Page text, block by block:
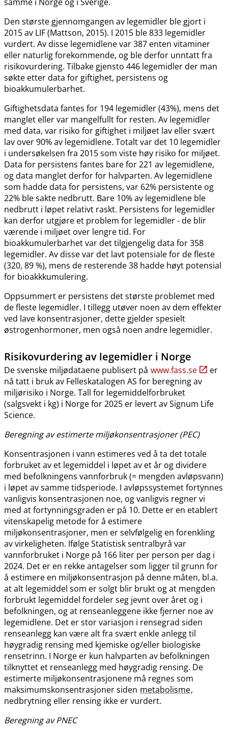
Den største gjennomgangen av legemidler ble gjort i
2015 av LIF (Mattson, 2015). I 2015 ble 833 legemidler
vurdert. Av disse legemidlene var 387 enten vitaminer
eller naturlig forekommende, og ble derfor unntatt fra
risikovurdering. Tilbake gjensto 446 legemidler der man
søkte etter data for giftighet, persistens og
bioakkumulerbarhet.
Giftighetsdata fantes for 194 legemidler (43%), mens det
manglet eller var mangelfullt for resten. Av legemidler
med data, var risiko for giftighet i miljøet lav eller svært
lav over 90% av legemidlene. Totalt var det 10 legemidler
i undersøkelsen fra 2015 som viste høy risiko for miljøet.
Data for persistens fantes bare for 221 av legemidlene,
og data manglet derfor for halvparten. Av legemidlene
som hadde data for persistens, var 62% persistente og
22% ble sakte nedbrutt. Bare 10% av legemidlene ble
nedbrutt i løpet relativt raskt. Persistens for legemidler
kan derfor utgjøre et problem for legemidler - de blir
værende i miljøet over lengre tid. For
bioakkumulerbarhet var det tilgjengelig data for 358
legemidler. Av disse var det lavt potensiale for de fleste
(320, 89 %), mens de resterende 38 hadde høyt potensial
for bioakkkumulering.
Oppsummert er persistens det største problemet med
de fleste legemidler. I tillegg utøver noen av dem effekter
ved lave konsentrasjoner, dette gjelder spesielt
østrogenhormoner, men også noen andre legemidler.
Risikovurdering av legemidler i Norge
De svenske miljødataene publisert på www.fass.se
er
nå tatt i bruk av Felleskatalogen AS for beregning av
miljørisiko i Norge. Tall for legemiddelforbruket
(salgsvekt i kg) i Norge for 2025 er levert av Signum Life
Science.
Beregning av estimerte miljøkonsentrasjoner (PEC)
Konsentrasjonen i vann estimeres ved å ta det totale
forbruket av et legemiddel i løpet av et år og dividere
med befolkningens vannforbruk (= mengden avløpsvann)
i løpet av samme tidsperiode. I avløpssystemet fortynnes
vanligvis konsentrasjonen noe, og vanligvis regner vi
med at fortynningsgraden er på 10. Dette er en etablert
vitenskapelig metode for å estimere
miljøkonsentrasjoner, men er selvfølgelig en forenkling
av virkeligheten. Ifølge Statistisk sentralbyrå var
vannforbruket i Norge på 166 liter per person per dag i
2024. Det er en rekke antagelser som ligger til grunn for
å estimere en miljøkonsentrasjon på denne måten, bl.a.
at alt legemiddel som er solgt blir brukt og at mengden
forbrukt legemiddel fordeler seg jevnt over året og i
befolkningen, og at renseanleggene ikke fjerner noe av
legemidlene. Det er stor variasjon i rensegrad siden
renseanlegg kan være alt fra svært enkle anlegg til
høygradig rensing med kjemiske og​/​eller biologiske
rensetrinn. I Norge er kun halvparten av befolkningen
tilknyttet et renseanlegg med høygradig rensing. De
estimerte miljøkonsentrasjonene må regnes som
maksimumskonsentrasjoner siden metabolisme,
nedbrytning eller rensing ikke er vurdert.
Beregning av PNEC